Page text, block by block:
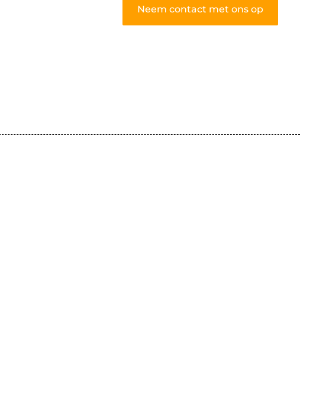
Neem contact met ons op